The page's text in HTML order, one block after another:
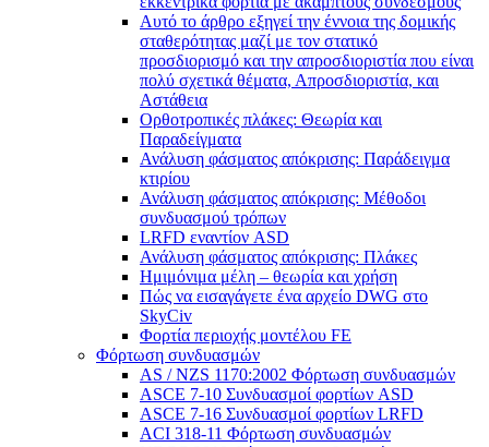
Αυτό το άρθρο εξηγεί την έννοια της δομικής
σταθερότητας μαζί με τον στατικό
προσδιορισμό και την απροσδιοριστία που είναι
πολύ σχετικά θέματα, Απροσδιοριστία, και
Αστάθεια
Ορθοτροπικές πλάκες: Θεωρία και
Παραδείγματα
Ανάλυση φάσματος απόκρισης: Παράδειγμα
κτιρίου
Ανάλυση φάσματος απόκρισης: Μέθοδοι
συνδυασμού τρόπων
LRFD εναντίον ASD
Ανάλυση φάσματος απόκρισης: Πλάκες
Ημιμόνιμα μέλη – θεωρία και χρήση
Πώς να εισαγάγετε ένα αρχείο DWG στο
SkyCiv
Φορτία περιοχής μοντέλου FE
Φόρτωση συνδυασμών
AS / NZS 1170:2002 Φόρτωση συνδυασμών
ASCE 7-10 Συνδυασμοί φορτίων ASD
ASCE 7-16 Συνδυασμοί φορτίων LRFD
ACI 318-11 Φόρτωση συνδυασμών